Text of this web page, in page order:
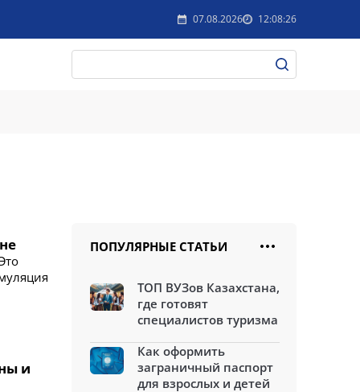
07.08.2026 12:08:26
и
ПОПУЛЯРНЫЕ СТАТЬИ
ТОП ВУЗов Казахстана,
где готовят
специалистов туризма
Как оформить
заграничный паспорт
для взрослых и детей